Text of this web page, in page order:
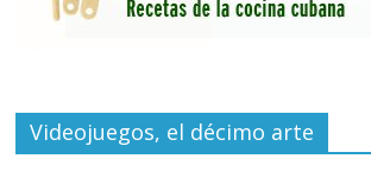
Videojuegos, el décimo arte